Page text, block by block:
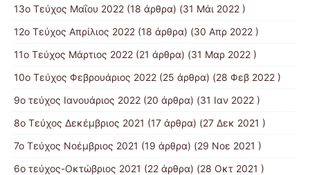
13ο Τεύχος Μαΐου 2022 (18 άρθρα) (31 Μάι 2022 )
12ο Τεύχος Απρίλιος 2022 (18 άρθρα) (30 Απρ 2022 )
11o Tεύχος Μάρτιος 2022 (21 άρθρα) (31 Μαρ 2022 )
10o Tεύχος Φεβρουάριος 2022 (25 άρθρα) (28 Φεβ 2022 )
9o τεύχος Ιανουάριος 2022 (20 άρθρα) (31 Ιαν 2022 )
8o Tεύχος Δεκέμβριος 2021 (17 άρθρα) (27 Δεκ 2021 )
7o Τεύχος Νοέμβριος 2021 (19 άρθρα) (29 Νοε 2021 )
6ο τεύχος-Οκτώβριος 2021 (22 άρθρα) (28 Οκτ 2021 )